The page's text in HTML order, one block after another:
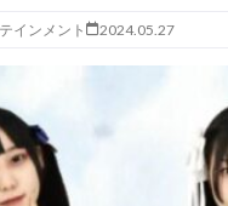
インメント 2024.05.27